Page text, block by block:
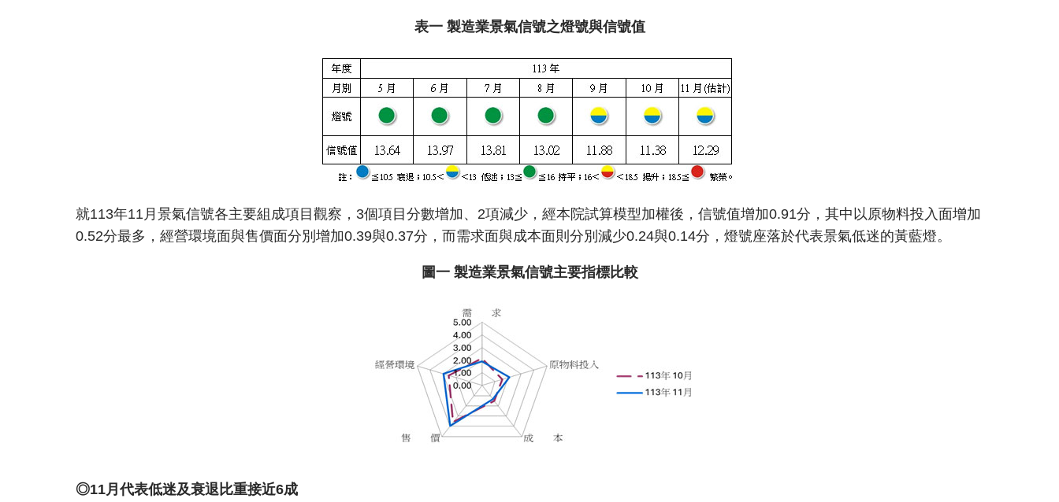
表一 製造業景氣信號之燈號與信號值
就113年11月景氣信號各主要組成項目觀察，3個項目分數增加、2項減少，經本院試算模型加權後，信號值增加0.91分，其中以原物料投入面增加
0.52分最多，經營環境面與售價面分別增加0.39與0.37分，而需求面與成本面則分別減少0.24與0.14分，燈號座落於代表景氣低迷的黃藍燈。
圖一 製造業景氣信號主要指標比較
◎11月代表低迷及衰退比重接近6成